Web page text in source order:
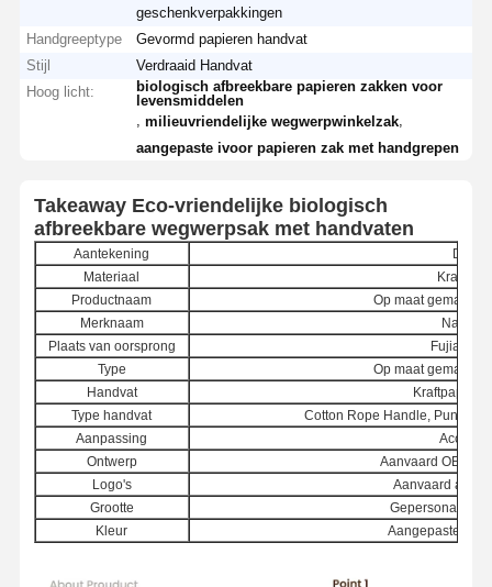
geschenkverpakkingen
Handgreeptype
Gevormd papieren handvat
Stijl
Verdraaid Handvat
Hoog licht:
biologisch afbreekbare papieren zakken voor
levensmiddelen
,milieuvriendelijke wegwerpwinkelzak
aangepaste ivoor papieren zak met handgrepen
Takeaway Eco-vriendelijke biologisch
afbreekbare wegwerpsak met handvaten
Aantekening
Detail
Materiaal
Productnaam
Op maat gemaakte
Merknaam
Plaats van oorsprong
Fujian,
Type
Op maat gemaakte
Handvat
Type handvat
Cotton Rope Handle,
Aanpassing
Ontwerp
Aanvaard OEM-
Logo's
Aanvaard
Grootte
Kleur
Aangepaste